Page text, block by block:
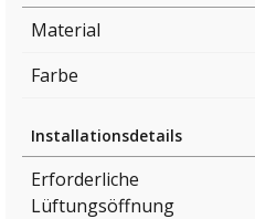
Material
Farbe
Installationsdetails
Erforderliche
Lüftungsöffnung